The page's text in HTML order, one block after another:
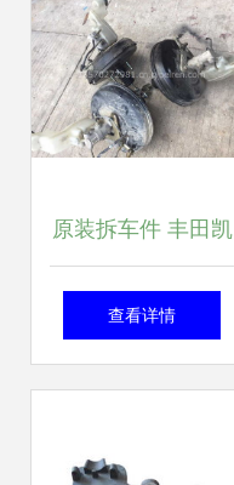
区泰天汽车用品商
行
原装拆车件 丰田凯
美瑞刹车大力鼓供
查看详情